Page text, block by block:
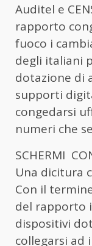
Auditel e
rapporto
fuoco i
degli italiani
dotazione di
supporti
congedarsi
numeri che
SCHERMI
Una dicitura
Con il
del rapporto
dispositivi
collegarsi ad